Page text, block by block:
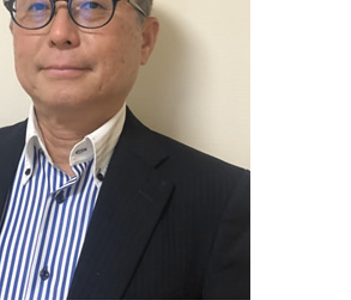
相談
代行